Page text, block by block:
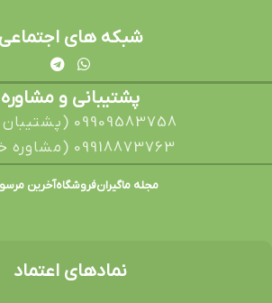
شبکه های اجتماعی
پشتیبانی و مشاوره
09909583758 (پشتیبان فنی)
09918873763 (مشاوره خرید)
مجله ماگیرانفروشگاهآخرین
نمادهای اعتماد